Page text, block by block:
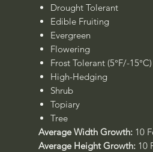
Drought Tolerant
Edible Fruiting
Evergreen
Flowering
Frost Tolerant (5°F/-15°C)
High-Hedging
Shrub
Topiary
Tree
Average Width Growth: 10
Average Height Growth: 10